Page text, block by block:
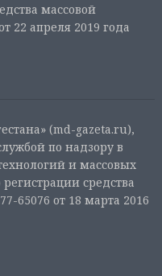
массовой
22 апреля 2019 года
(md-gazeta.ru),
по надзору в
и массовых
средства
65076 от 18 марта 2016